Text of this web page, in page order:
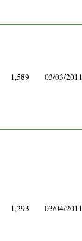
1,589 03/03/
1,293 03/04/